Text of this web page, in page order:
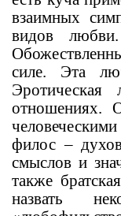
взаимных
видов
силе. Эта
отношениях.
филос –
смыслов и
также
назвать